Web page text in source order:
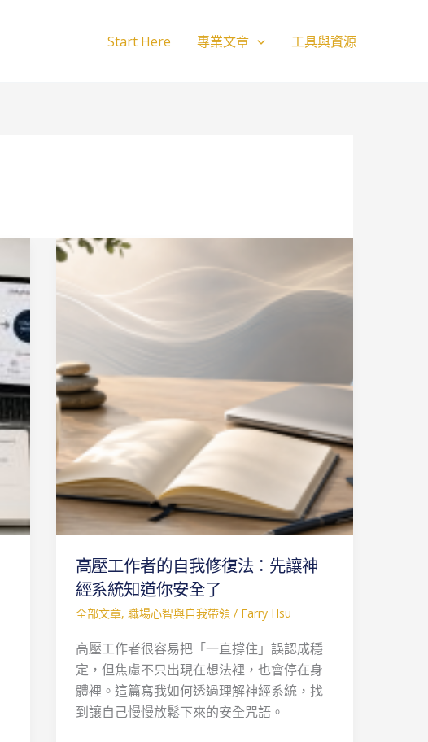
Start Here​ 專業文章 工具與資源
高壓工作者的自我修復法：先讓神
經系統知道你安全了
全部文章, 職場心智與自我帶領/ Farry Hsu
高壓工作者很容易把「一直撐住」誤認成穩
定，但焦慮不只出現在想法裡，也會停在身
體裡。這篇寫我如何透過理解神經系統，找
到讓自己慢慢放鬆下來的安全咒語。
高
作
自
我
修
復
法：
先
讓
神
系
統
知
你
安
全
了